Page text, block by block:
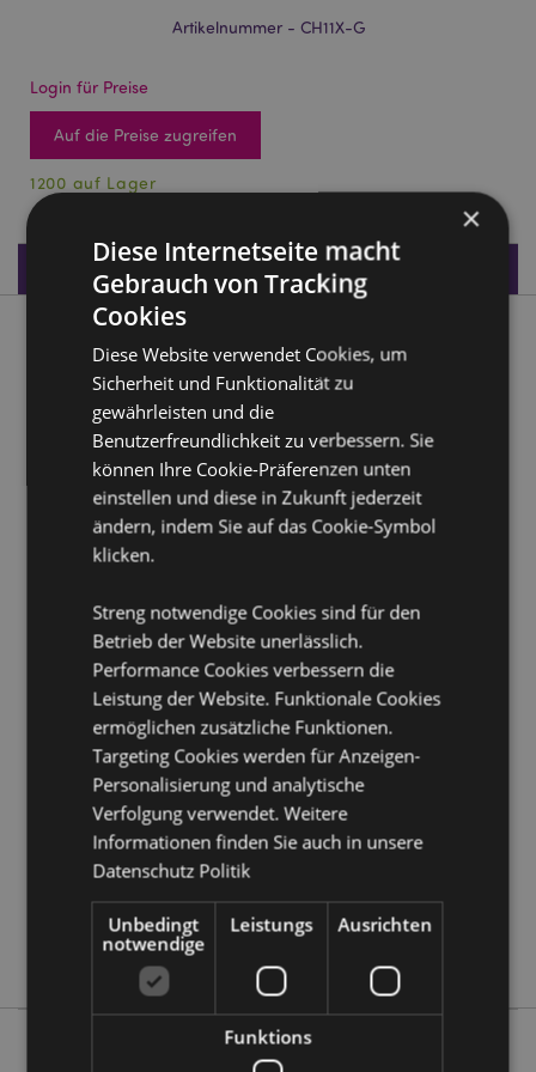
Artikelnummer - CH11X-G
Login für Preise
Auf die Preise zugreifen
1200 auf Lager
Produktdaten
Produktbeschreibung
Sandgefüllte Schildkröte 11cm
Material:Stoff und Sand
CE gekennzeichnet:Ja
Empfohlenes Alter:3+
Produkttressourcen:
Möchten Sie mehr über den Einkauf bei Puckator
erfahren?Dann lesen Sie unserenLeitfaden für
Kundeninformationen.
Produktattribute
Information
Länge 11cm
5055071565014
96
0.124000
Keine
Keine
×
Diese Internetseite macht
Gebrauch von Tracking
Cookies
Diese Website verwendet Cookies, um
Sicherheit und Funktionalität zu
gewährleisten und die
Benutzerfreundlichkeit zu verbessern. Sie
können Ihre Cookie-Präferenzen unten
einstellen und diese in Zukunft jederzeit
ändern, indem Sie auf das Cookie-Symbol
klicken.
Streng notwendige Cookies sind für den
Betrieb der Website unerlässlich.
Performance Cookies verbessern die
Leistung der Website. Funktionale Cookies
ermöglichen zusätzliche Funktionen.
Targeting Cookies werden für Anzeigen-
Personalisierung und analytische
Verfolgung verwendet. Weitere
Informationen finden Sie auch in unsere
Datenschutz Politik
Unbedingt
notwendige
Leistungs Ausrichten
Funktions